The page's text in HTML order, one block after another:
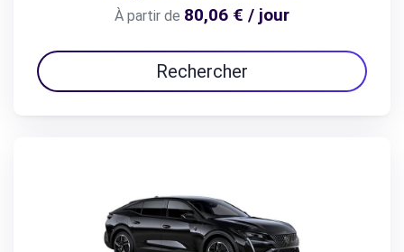
À partir de 80,06 € / jour
Rechercher